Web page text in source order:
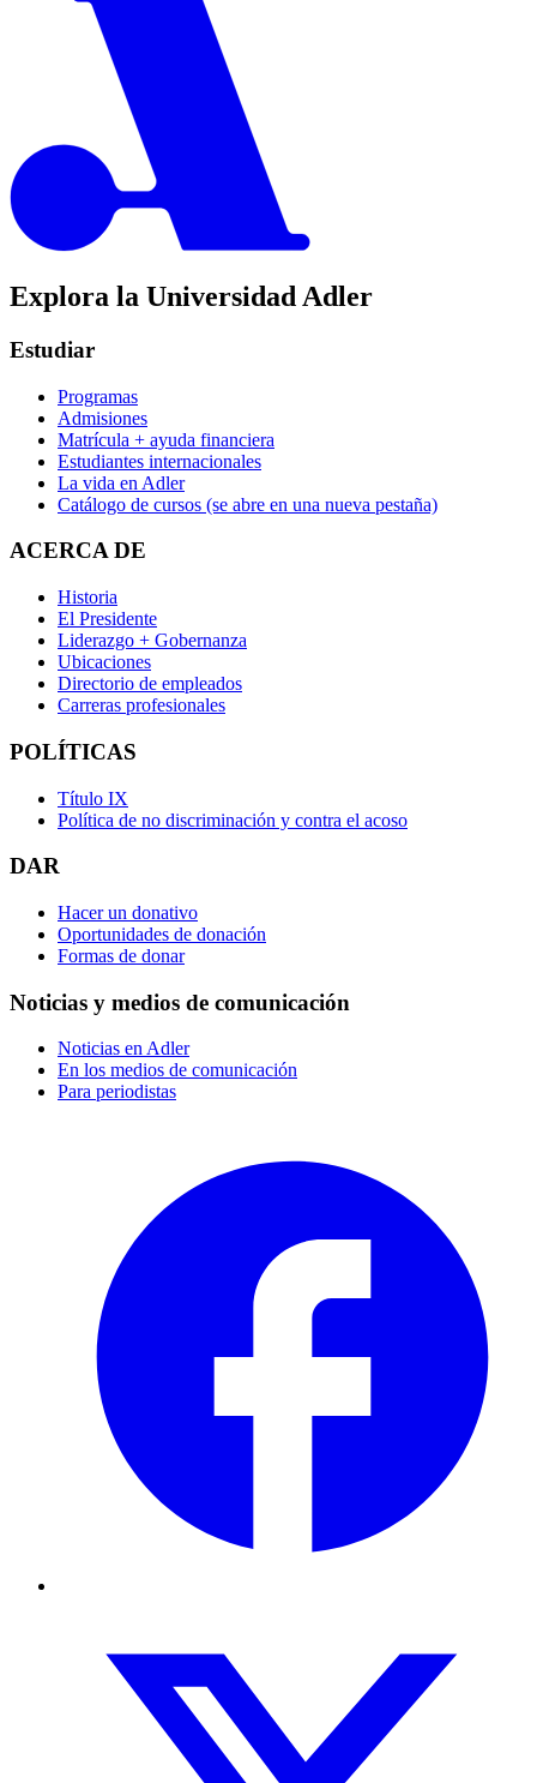
Explora la Universidad Adler
Estudiar
Programas
Admisiones
Matrícula + ayuda financiera
Estudiantes internacionales
La vida en Adler
Catálogo de cursos (se abre en una nueva pestaña)
ACERCA DE
Historia
El Presidente
Liderazgo + Gobernanza
Ubicaciones
Directorio de empleados
Carreras profesionales
POLÍTICAS
Título IX
Política de no discriminación y contra el acoso
DAR
Hacer un donativo
Oportunidades de donación
Formas de donar
Noticias y medios de comunicación
Noticias en Adler
En los medios de comunicación
Para periodistas